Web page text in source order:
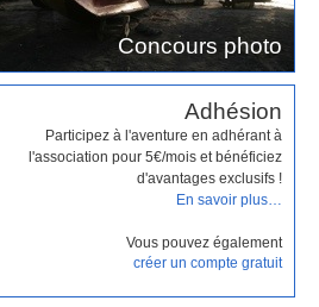
Concours photo
Adhésion
Participez à l'aventure en adhérant à
l'association pour 5€/mois et bénéficiez
d'avantages exclusifs !
En savoir plus…
Vous pouvez également
créer un compte gratuit